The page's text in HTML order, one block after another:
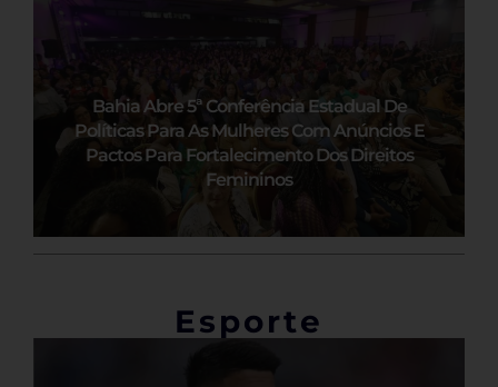
Bahia Abre 5ª Conferência Estadual De
Políticas Para As Mulheres Com Anúncios E
Pactos Para Fortalecimento Dos Direitos
Femininos
Esporte